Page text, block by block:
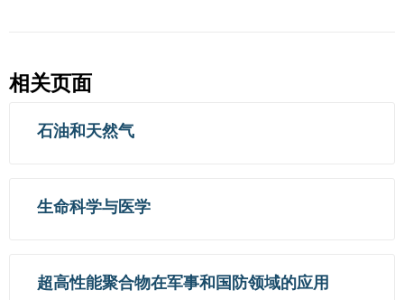
相关页面
石油和天然气
生命科学与医学
超高性能聚合物在军事和国防领域的应用